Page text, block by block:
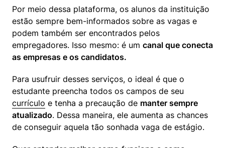
Por meio dessa plataforma, os alunos da instituição
estão sempre bem-informados sobre as vagas e
podem também ser encontrados pelos
empregadores. Isso mesmo: é um canal que conecta
as empresas e os candidatos.
Para usufruir desses serviços, o ideal é que o
currículo e tenha a precaução de manter sempre
atualizado. Dessa maneira, ele aumenta as chances
de conseguir aquela tão sonhada vaga de estágio.